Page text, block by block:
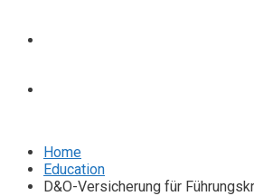
Home
Education
D&O-Versicherung für